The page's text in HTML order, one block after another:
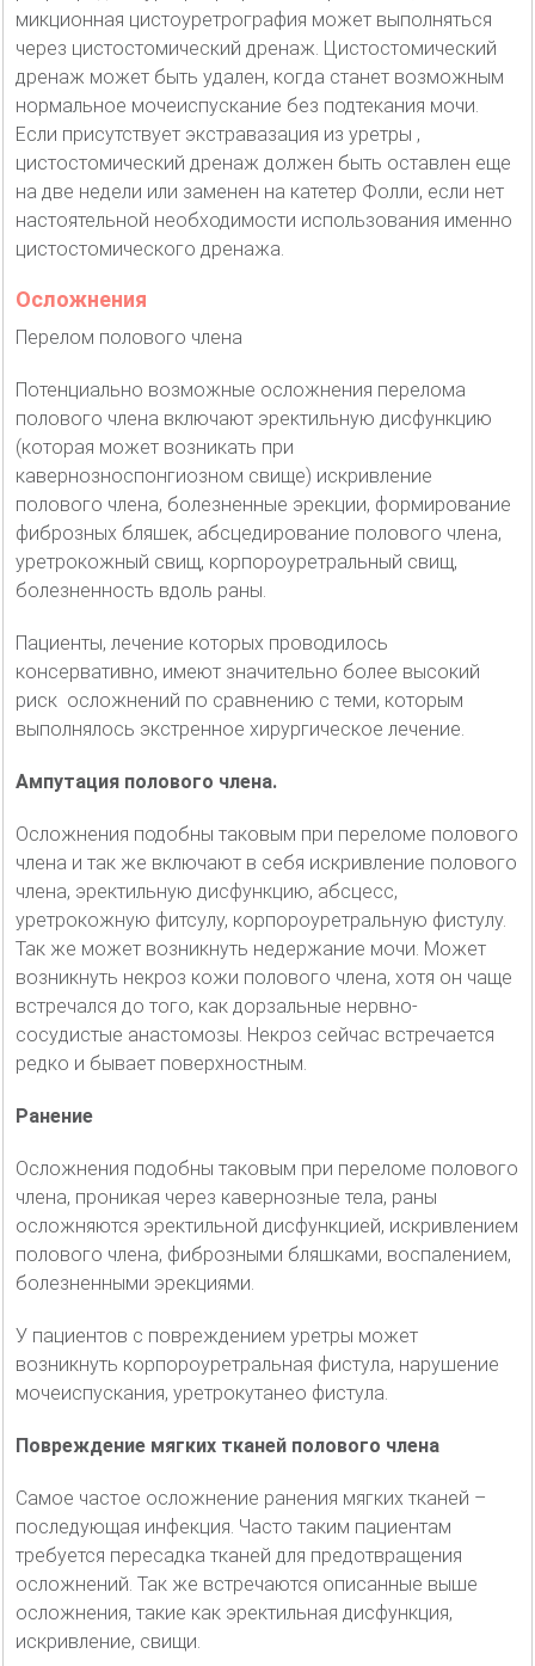
микционная цистоуретрография может выполняться
через цистостомический дренаж. Цистостомический
дренаж может быть удален, когда станет возможным
нормальное мочеиспускание без подтекания мочи.
Если присутствует экстравазация из уретры ,
цистостомический дренаж должен быть оставлен еще
на две недели или заменен на катетер Фолли, если нет
настоятельной необходимости использования именно
цистостомического дренажа.
Осложнения
Перелом полового члена
Потенциально возможные осложнения перелома
полового члена включают эректильную дисфункцию
(которая может возникать при
кавернозноспонгиозном свище) искривление
полового члена, болезненные эрекции, формирование
фиброзных бляшек, абсцедирование полового члена,
уретрокожный свищ, корпороуретральный свищ,
болезненность вдоль раны.
Пациенты, лечение которых проводилось
консервативно, имеют значительно более высокий
риск осложнений по сравнению с теми, которым
выполнялось экстренное хирургическое лечение.
Ампутация полового члена.
Осложнения подобны таковым при переломе полового
члена и так же включают в себя искривление полового
члена, эректильную дисфункцию, абсцесс,
уретрокожную фитсулу, корпороуретральную фистулу.
Так же может возникнуть недержание мочи. Может
возникнуть некроз кожи полового члена, хотя он чаще
встречался до того, как дорзальные нервно-
сосудистые анастомозы. Некроз сейчас встречается
редко и бывает поверхностным.
Ранение
Осложнения подобны таковым при переломе полового
члена, проникая через кавернозные тела, раны
осложняются эректильной дисфункцией, искривлением
полового члена, фиброзными бляшками, воспалением,
болезненными эрекциями.
У пациентов с повреждением уретры может
возникнуть корпороуретральная фистула, нарушение
мочеиспускания, уретрокутанео фистула.
Повреждение мягких тканей полового члена
Самое частое осложнение ранения мягких тканей –
последующая инфекция. Часто таким пациентам
требуется пересадка тканей для предотвращения
осложнений. Так же встречаются описанные выше
осложнения, такие как эректильная дисфункция,
искривление, свищи.